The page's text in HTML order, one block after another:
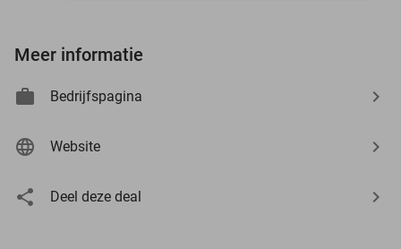
Meer informatie
Bedrijfspagina
Website
Deel deze deal